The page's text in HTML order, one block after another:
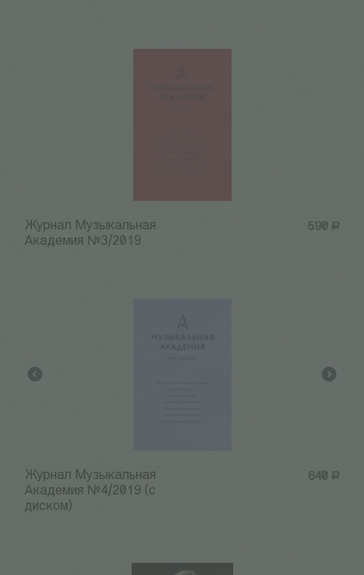
590 Р
Журнал Музыкальная
Академия №3/2019
640 Р
Журнал Музыкальная
Академия №4/2019 (с
диском)